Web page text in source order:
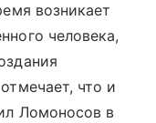
возникает
человека,
что и
Ломоносов в